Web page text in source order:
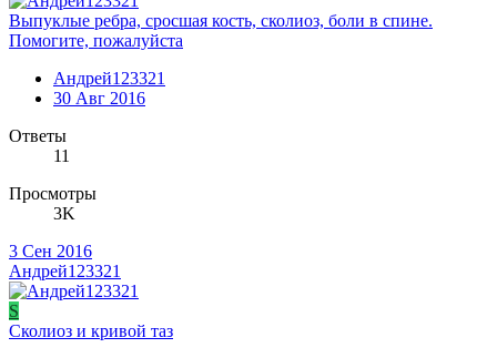
Выпуклые ребра, сросшая кость, сколиоз, боли в спине.
Помогите, пожалуйста
Андрей123321
30 Авг 2016
Ответы
11
Просмотры
3K
3 Сен 2016
Андрей123321
S
Сколиоз и кривой таз